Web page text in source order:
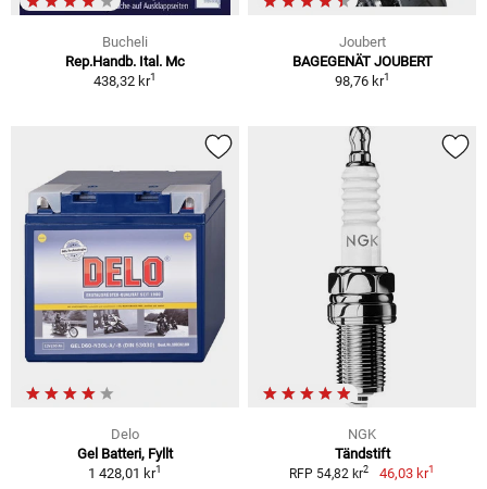
Bucheli
Rep.Handb. Ital. Mc
438,32 kr1
Joubert
BAGEGENÄT JOUBERT
98,76 kr1
Delo
Gel Batteri, Fyllt
1 428,01 kr1
NGK
Tändstift
RFP 54,82 kr2 46,03 kr1